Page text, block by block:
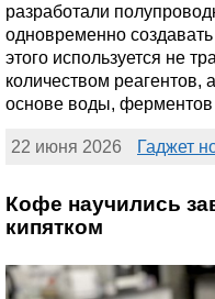
разработали
одновременно
этого используется не
количеством реагентов,
основе воды, ферментов
22 июня 2026 Гаджет
Кофе научились
кипятком